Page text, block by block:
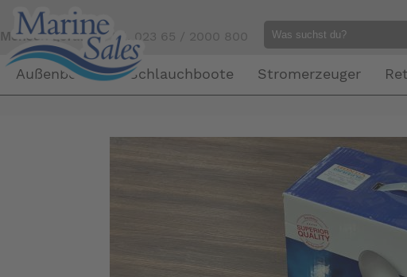
Mensch gefällig?Tel. 023 65 / 2000 800
Außenborder Schlauchboote Stromerzeuger